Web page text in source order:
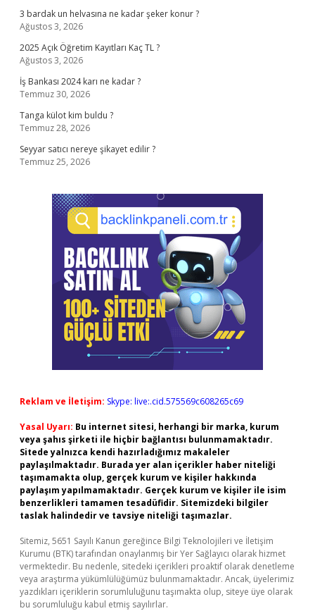
3 bardak un helvasına ne kadar şeker konur ?
Ağustos 3, 2026
2025 Açık Öğretim Kayıtları Kaç TL ?
Ağustos 3, 2026
İş Bankası 2024 karı ne kadar ?
Temmuz 30, 2026
Tanga külot kim buldu ?
Temmuz 28, 2026
Seyyar satıcı nereye şikayet edilir ?
Temmuz 25, 2026
Reklam ve İletişim: Skype: live:.cid.575569c608265c69
Yasal Uyarı: Bu internet sitesi, herhangi bir marka, kurum
veya şahıs şirketi ile hiçbir bağlantısı bulunmamaktadır.
Sitede yalnızca kendi hazırladığımız makaleler
paylaşılmaktadır. Burada yer alan içerikler haber niteliği
taşımamakta olup, gerçek kurum ve kişiler hakkında
paylaşım yapılmamaktadır. Gerçek kurum ve kişiler ile isim
benzerlikleri tamamen tesadüfidir. Sitemizdeki bilgiler
taslak halindedir ve tavsiye niteliği taşımazlar.
Sitemiz, 5651 Sayılı Kanun gereğince Bilgi Teknolojileri ve İletişim
Kurumu (BTK) tarafından onaylanmış bir Yer Sağlayıcı olarak hizmet
vermektedir. Bu nedenle, sitedeki içerikleri proaktif olarak denetleme
veya araştırma yükümlülüğümüz bulunmamaktadır. Ancak, üyelerimiz
yazdıkları içeriklerin sorumluluğunu taşımakta olup, siteye üye olarak
bu sorumluluğu kabul etmiş sayılırlar.